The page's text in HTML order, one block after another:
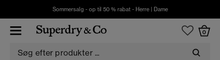
Sommersalg - op til 50 % rabat - Herre| Dame
0